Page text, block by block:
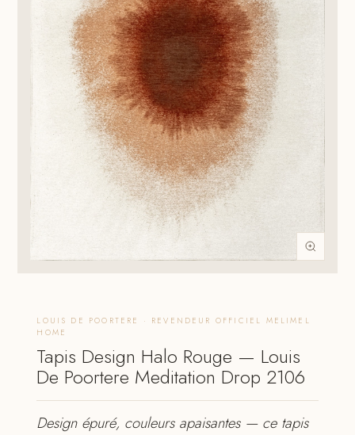
LOUIS DE POORTERE · REVENDEUR OFFICIEL MELIMEL
HOME
Tapis Design Halo Rouge — Louis
De Poortere Meditation Drop 2106
Design épuré, couleurs apaisantes — ce tapis